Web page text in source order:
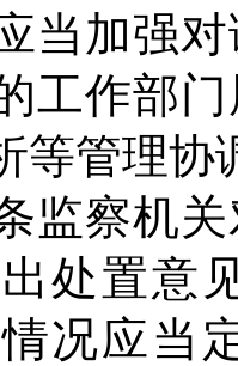
加强对
工作部
等管理协
察机关
处置意
况应当